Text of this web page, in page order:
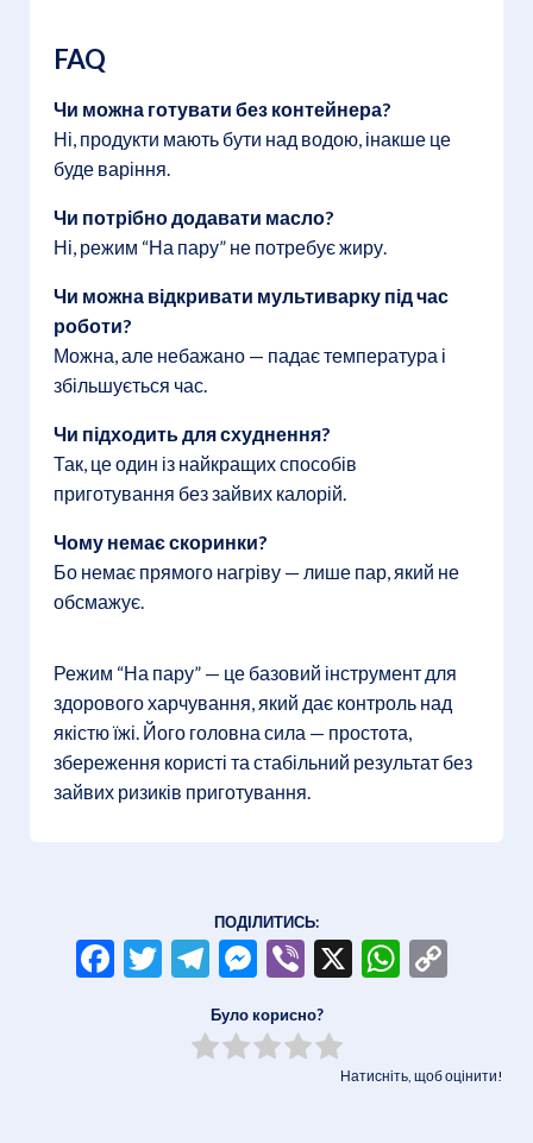
FAQ
Чи можна готувати без контейнера?
Ні, продукти мають бути над водою, інакше це
буде варіння.
Чи потрібно додавати масло?
Ні, режим “На пару” не потребує жиру.
Чи можна відкривати мультиварку під час
роботи?
Можна, але небажано — падає температура і
збільшується час.
Чи підходить для схуднення?
Так, це один із найкращих способів
приготування без зайвих калорій.
Чому немає скоринки?
Бо немає прямого нагріву — лише пар, який не
обсмажує.
Режим “На пару” — це базовий інструмент для
здорового харчування, який дає контроль над
якістю їжі. Його головна сила — простота,
збереження користі та стабільний результат без
зайвих ризиків приготування.
ПОДІЛИТИСЬ:
Facebook
Twitter
Telegram
Messenger
Viber
X
Було корисно?
Натисніть, щоб оцінити!